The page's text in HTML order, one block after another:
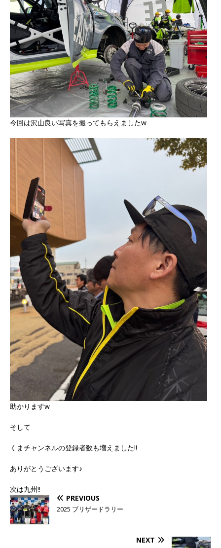
今回は沢山良い写真を撮ってもらえましたw
助かりますw
そして
くまチャンネルの登録者数も増えました‼️
ありがとうございます♪
次は九州‼︎
PREVIOUS
2025 ブリザードラリー
NEXT